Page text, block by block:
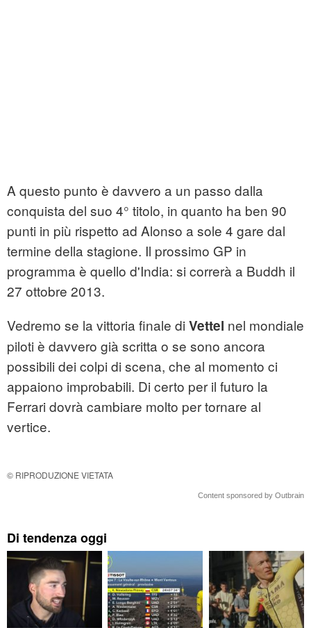
A questo punto è davvero a un passo dalla
conquista del suo 4° titolo, in quanto ha ben 90
punti in più rispetto ad Alonso a sole 4 gare dal
termine della stagione. Il prossimo GP in
programma è quello d'India: si correrà a Buddh il
27 ottobre 2013.
Vedremo se la vittoria finale di Vettel nel mondiale
piloti è davvero già scritta o se sono ancora
possibili dei colpi di scena, che al momento ci
appaiono improbabili. Di certo per il futuro la
Ferrari dovrà cambiare molto per tornare al
vertice.
© RIPRODUZIONE VIETATA
Content sponsored by Outbrain
Di tendenza oggi